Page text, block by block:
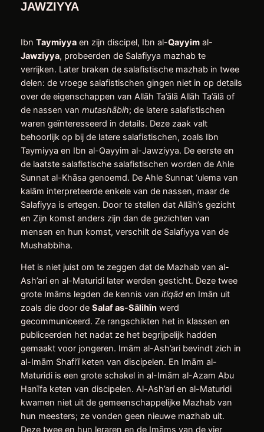
JAWZIYYA
Ibn Taymiyyaen zijn discipel, Ibn al-Qayyimal-
Jawziyya, probeerden de Salafiyya mazhab te
verrijken. Later braken de salafistische mazhab in twee
delen: de vroege salafistischen gingen niet in op details
over de eigenschappen van Allāh Ta’ālā Allāh Ta’ālā of
de nassen van mutashābih; de latere salafistischen
waren geïnteresseerd in details. Deze zaak valt
behoorlijk op bij de latere salafistischen, zoals Ibn
Taymiyya en Ibn al-Qayyim al-Jawziyya. De eerste en
de laatste salafistische salafistischen worden de Ahle
Sunnat al-Khāsa genoemd. De Ahle Sunnat ‘ulema van
kalām interpreteerde enkele van de nassen, maar de
Salafiyya is ertegen. Door te stellen dat Allāh’s gezicht
en Zijn komst anders zijn dan de gezichten van
mensen en hun komst, verschilt de Salafiyya van de
Mushabbiha.
Het is niet juist om te zeggen dat de Mazhab van al-
Ash’ari en al-Maturidi later werden gesticht. Deze twee
grote Imāms legden de kennis van itiqāden Imān uit
zoals die door de Salaf as-Sālihīnwerd
gecommuniceerd. Ze rangschikten het in klassen en
publiceerden het nadat ze het begrijpelijk hadden
gemaakt voor jongeren. Imām al-Ash’ari bevindt zich in
al-Imām Shafi’ī keten van discipelen. En Imām al-
Maturidi is een grote schakel in al-Imām al-Azam Abu
Hanīfa keten van discipelen. Al-Ash’ari en al-Maturidi
kwamen niet uit de gemeenschappelijke Mazhab van
hun meesters; ze vonden geen nieuwe mazhab uit.